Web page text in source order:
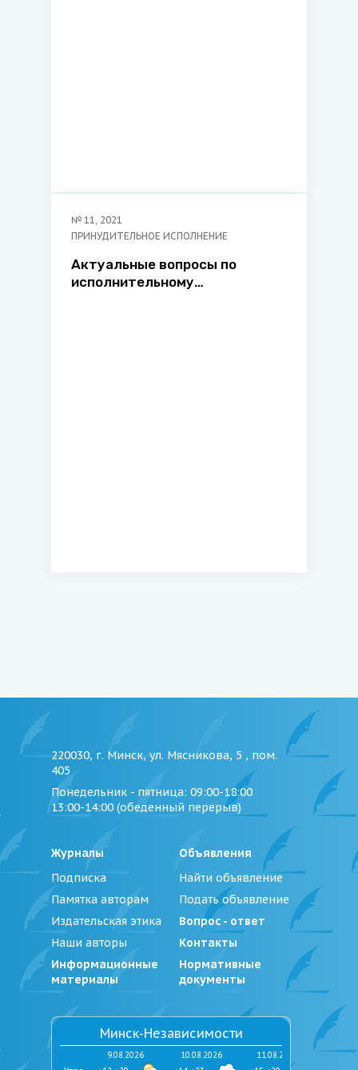
№ 11, 2021
ПРИНУДИТЕЛЬНОЕ ИСПОЛНЕНИЕ
Актуальные вопросы по
исполнительному
220030, г. Минск, ул. Мясникова, 5 , пом.
405
Понедельник - пятница: 09:00-18:00
13:00-14:00 (обеденный перерыв)
Журналы
Подписка
Памятка авторам
Издательская этика
Наши авторы
Информационные
материалы
Объявления
Найти объявление
Подать объявление
Вопрос - ответ
Контакты
Нормативные
документы
Минск-Независимости
9.08.2026
10.08.2026
11.08.2026